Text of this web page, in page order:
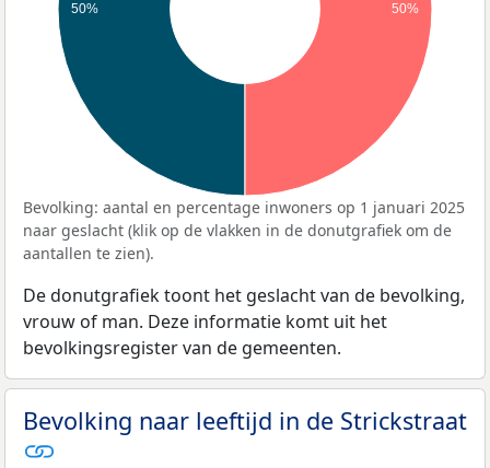
50% 50%
Bevolking: aantal en percentage inwoners op 1 januari 2025
naar geslacht (klik op de vlakken in de donutgrafiek om de
aantallen te zien).
De donutgrafiek toont het geslacht van de bevolking,
vrouw of man. Deze informatie komt uit het
bevolkingsregister van de gemeenten.
Bevolking naar leeftijd in de Strickstraat